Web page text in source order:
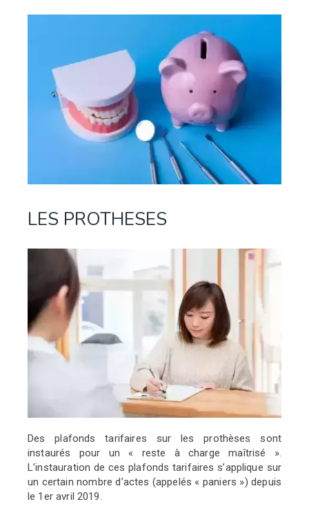
LES PROTHESES
Des plafonds tarifaires sur les prothèses sont
instaurés pour un « reste à charge maîtrisé ».
L’instauration de ces plafondstarifaires s’applique sur
un certain nombre d’actes (appelés « paniers ») depuis
le 1er avril 2019.